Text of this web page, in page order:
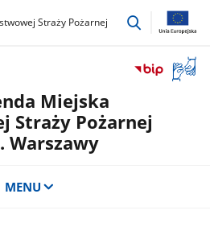
Straży Pożarnej
przejdź
okno
Miejska
Straży Pożarnej
Warszawy
MENU